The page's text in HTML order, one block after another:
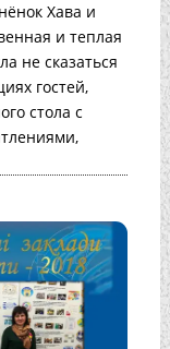
Хава и
и теплая
не сказаться
гостей,
стола с